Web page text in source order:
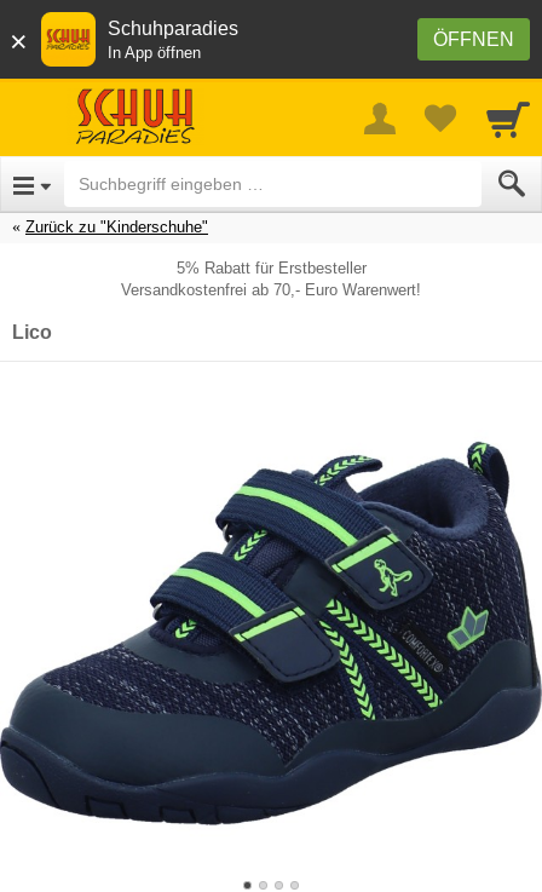
× ÖFFNEN
Schuhparadies
In App öffnen
Zurück zu "Kinderschuhe"
5% Rabatt für Erstbesteller
Versandkostenfrei ab 70,- Euro Warenwert!
Lico